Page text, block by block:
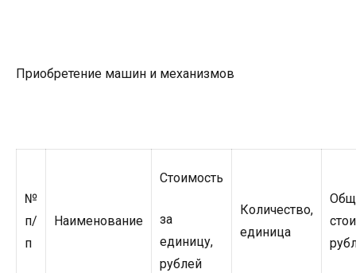
Приобретение машин и механизмов
№
п/
п
Наименование
Стоимость
за
единицу,
рублей
Количество,
единица